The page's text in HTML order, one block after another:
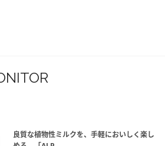
良質な植物性ミルクを、手軽においしく楽し